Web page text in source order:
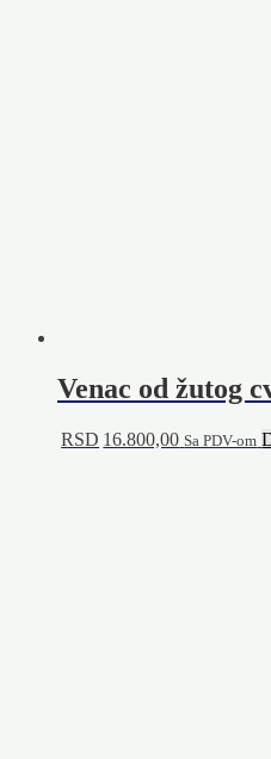
Venac od žutog
RSD 16.800,00 Sa PDV-om